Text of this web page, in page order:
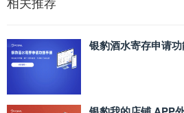
银豹酒水寄存申请